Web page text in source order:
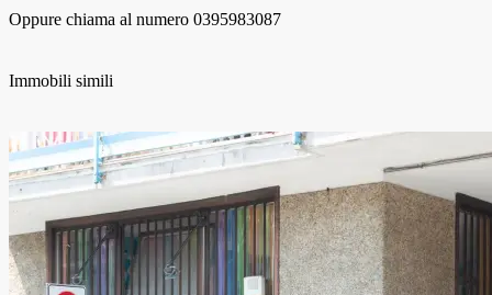
Oppure chiama al numero 0395983087
Immobili simili